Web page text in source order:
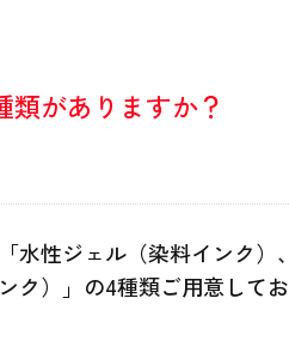
がありますか？
水性ジェル（染料インク）、
ク）」の4種類ご用意してお